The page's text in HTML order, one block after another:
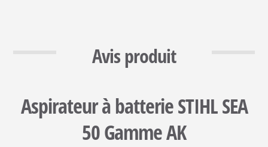
Avis produit
Aspirateur à batterie STIHL SEA
50 Gamme AK